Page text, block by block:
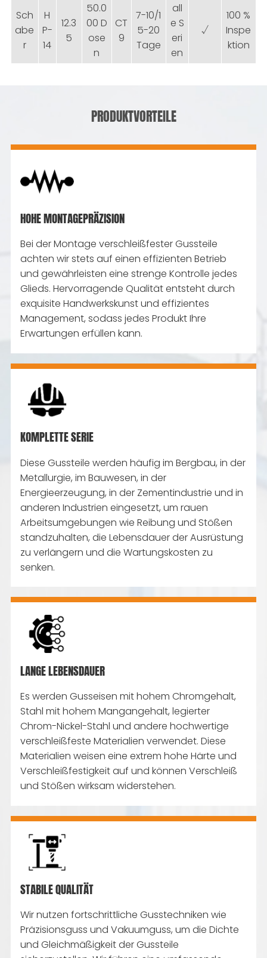
Sch
abe
r
H
P-
14
12.3
5
50.0
00 D
ose
n
CT
9
7-10/1
5-20
Tage
all
e S
eri
en
√
100 %
Inspe
ktion
PRODUKTVORTEILE
HOHE MONTAGEPRÄZISION
Bei der Montage verschleißfester Gussteile
achten wir stets auf einen effizienten Betrieb
und gewährleisten eine strenge Kontrolle jedes
Glieds. Hervorragende Qualität entsteht durch
exquisite Handwerkskunst und effizientes
Management, sodass jedes Produkt Ihre
Erwartungen erfüllen kann.
KOMPLETTE SERIE
Diese Gussteile werden häufig im Bergbau, in der
Metallurgie, im Bauwesen, in der
Energieerzeugung, in der Zementindustrie und in
anderen Industrien eingesetzt, um rauen
Arbeitsumgebungen wie Reibung und Stößen
standzuhalten, die Lebensdauer der Ausrüstung
zu verlängern und die Wartungskosten zu
senken.
LANGE LEBENSDAUER
Es werden Gusseisen mit hohem Chromgehalt,
Stahl mit hohem Mangangehalt, legierter
Chrom-Nickel-Stahl und andere hochwertige
verschleißfeste Materialien verwendet. Diese
Materialien weisen eine extrem hohe Härte und
Verschleißfestigkeit auf und können Verschleiß
und Stößen wirksam widerstehen.
STABILE QUALITÄT
Wir nutzen fortschrittliche Gusstechniken wie
Präzisionsguss und Vakuumguss, um die Dichte
und Gleichmäßigkeit der Gussteile